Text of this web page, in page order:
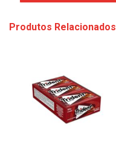
Produtos Relacionados